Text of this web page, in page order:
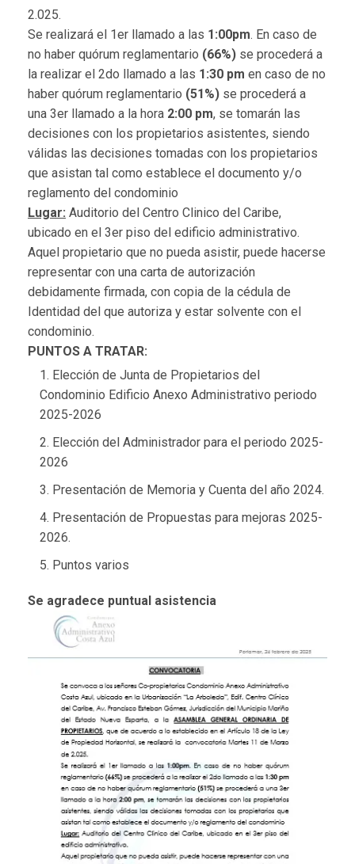
2.025.
Se realizará el 1er llamado a las 1:00pm. En caso de
no haber quórum reglamentario (66%) se procederá a
la realizar el 2do llamado a las 1:30 pm en caso de no
haber quórum reglamentario (51%) se procederá a
una 3er llamado a la hora 2:00 pm, se tomarán las
decisiones con los propietarios asistentes, siendo
válidas las decisiones tomadas con los propietarios
que asistan tal como establece el documento y/o
reglamento del condominio
Lugar: Auditorio del Centro Clinico del Caribe,
ubicado en el 3er piso del edificio administrativo.
Aquel propietario que no pueda asistir, puede hacerse
representar con una carta de autorización
debidamente firmada, con copia de la cédula de
Identidad del que autoriza y estar solvente con el
condominio.
PUNTOS A TRATAR:
Elección de Junta de Propietarios del
Condominio Edificio Anexo Administrativo periodo
2025-2026
Elección del Administrador para el periodo 2025-
2026
Presentación de Memoria y Cuenta del año 2024.
Presentación de Propuestas para mejoras 2025-
2026.
Puntos varios
Se agradece puntual asistencia